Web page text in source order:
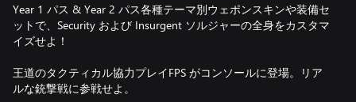
Year 1 パス & Year 2 パス各種テーマ別ウェポンスキンや装備セ
ットで、Security および Insurgent ソルジャーの全身をカスタマ
イズせよ！
王道のタクティカル協力プレイFPS がコンソールに登場。リア
ルな銃撃戦に参戦せよ。